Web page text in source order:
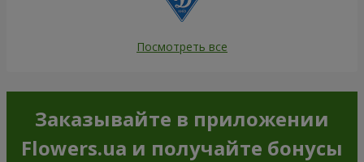
Посмотреть все
Заказывайте в приложении
Flowers.ua и получайте бонусы